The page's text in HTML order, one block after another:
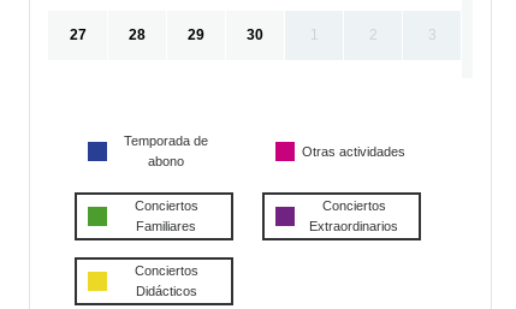
27 28 29 30 1 2 3
Temporada de
abono
Otras actividades
Conciertos
Familiares
Conciertos
Extraordinarios
Conciertos
Didácticos